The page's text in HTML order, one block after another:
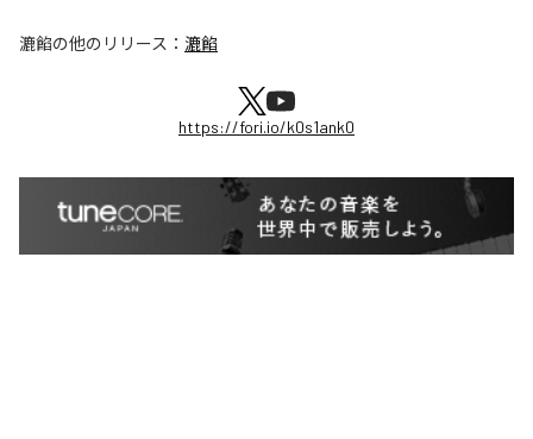
漉餡の他のリリース： 漉餡
https://fori.io/k0s1ank0